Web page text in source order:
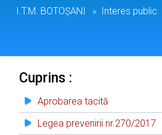
I.T.M. BOTOȘANI Interes public
Cuprins :
Aprobarea tacită
Legea prevenirii nr.270/2017